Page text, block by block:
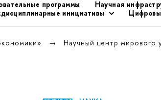
программы
Научная
инициативы
Научный центр мирового